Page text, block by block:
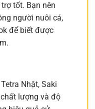
tốt. Bạn nên
người nuôi cá,
để biết được
Nhật, Saki
lượng và độ